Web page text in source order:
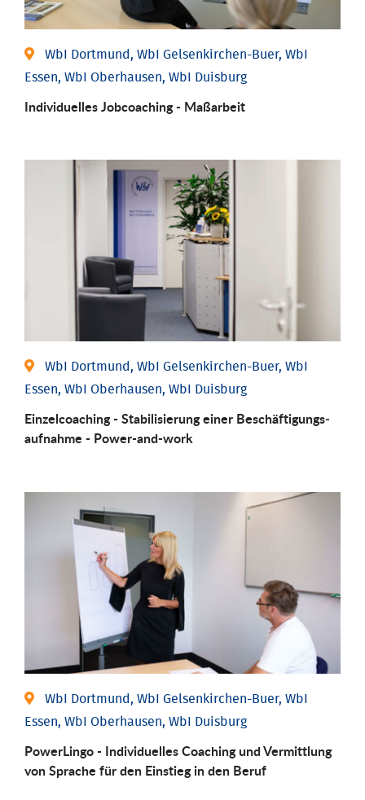
WbI Dortmund, WbI Gelsenkirchen-Buer, WbI
Essen, WbI Oberhausen, WbI Duisburg
Individu­elles Job­coaching - Maßarbeit
WbI Dortmund, WbI Gelsenkirchen-Buer, WbI
Essen, WbI Oberhausen, WbI Duisburg
Einzel­coaching - Stabili­sierung einer Be­schäftigungs­
aufnahme - Power-and-work
WbI Dortmund, WbI Gelsenkirchen-Buer, WbI
Essen, WbI Oberhausen, WbI Duisburg
PowerLingo - Individuelles Coaching und Vermittlung
von Sprache für den Einstieg in den Beruf